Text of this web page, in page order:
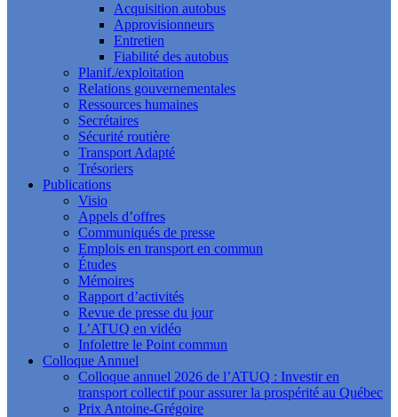
Acquisition autobus
Approvisionneurs
Entretien
Fiabilité des autobus
Planif./exploitation
Relations gouvernementales
Ressources humaines
Secrétaires
Sécurité routière
Transport Adapté
Trésoriers
Publications
Visio
Appels d’offres
Communiqués de presse
Emplois en transport en commun
Études
Mémoires
Rapport d’activités
Revue de presse du jour
L’ATUQ en vidéo
Infolettre le Point commun
Colloque Annuel
Colloque annuel 2026 de l’ATUQ : Investir en
transport collectif pour assurer la prospérité au Québec
Prix Antoine-Grégoire